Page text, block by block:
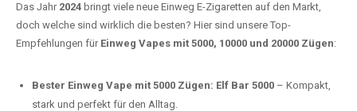
Das Jahr 2024 bringt viele neue Einweg E-Zigaretten auf den Markt,
doch welche sind wirklich die besten? Hier sind unsere Top-
Empfehlungen für Einweg Vapes mit 5000, 10000 und 20000 Zügen:
Bester Einweg Vape mit 5000 Zügen: Elf Bar 5000 – Kompakt,
stark und perfekt für den Alltag.